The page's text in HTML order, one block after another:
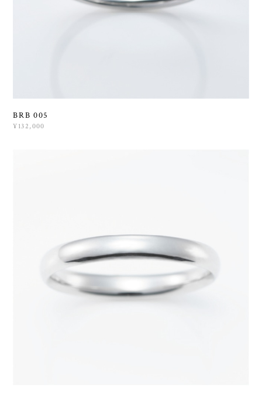
BRB 005
¥132,000